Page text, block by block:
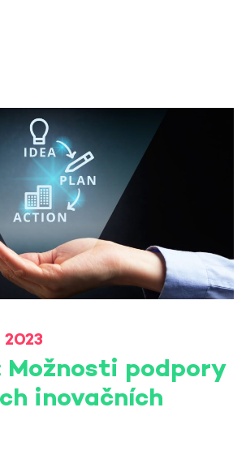
Možnosti podpory
inovačních